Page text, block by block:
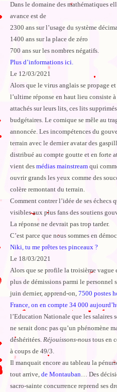
Dans le domaine des mathématiques
avance est de
2300 ans sur l’usage du système
1400 ans sur la place de zéro
700 ans sur les nombres négatifs.
Plus d’informations ici.
Le 12/03/2021
Alors que le virus anglais se propage
l’ultime réponse en haut lieu consiste
attachés sur leurs lits, ces lits
budgétaires. Le comique se mêle au
annoncée. Les incompétences du
terrain avec le dernier avatar des
distribué au compte goutte et en forte
vient des médias mainstream qui
ouvrir grands les yeux comme des
colère remontant du terrain.
Comment contrer l’idée de ses échecs
visibles aux plus fans des soutiens
La réponse ne devrait pas trop tarder.
C’est parce que nous sommes en
Niki, tu me prêtes tes pinceaux ?
Le 18/03/2021
Alors que se profile la troisième vague
plus de démissions parmi le personnel
juin dernier, apprend-on, 7500 postes
France, on en compte 34 000
l’Education Nationale que les salaires
ne serait donc pas qu’un phénomène
déshéritées. Réjouissons-nous tous en
à coups de 49/3.
Il manquait encore au tableau la
tout arrive, de Montauban… Des
sacro-sainte concurrence reprend ses